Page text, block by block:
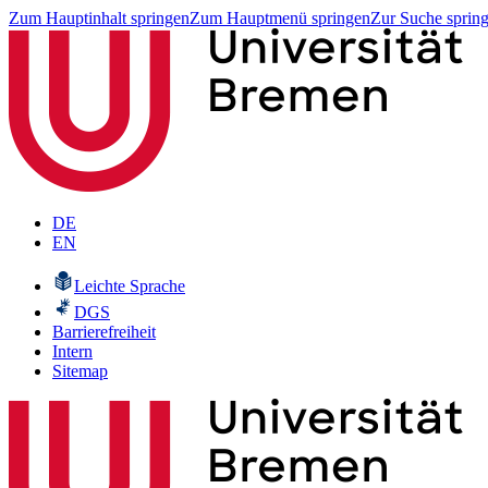
Zum Hauptinhalt springenZum Hauptmenü springenZur Suche
DE
EN
Leichte Sprache
DGS
Barrierefreiheit
Intern
Sitemap